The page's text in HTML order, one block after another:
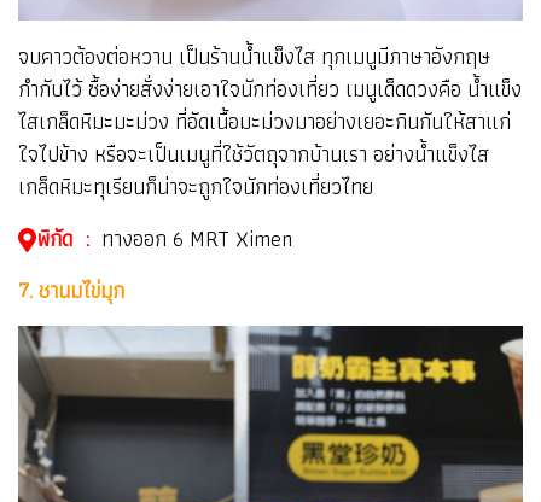
จบคาวต้องต่อหวาน เป็นร้านน้ำแข็งไส ทุกเมนูมีภาษาอังกฤษ
กำกับไว้ ซื้อง่ายสั่งง่ายเอาใจนักท่องเที่ยว เมนูเด็ดดวงคือ น้ำแข็ง
ไสเกล็ดหิมะมะม่วง ที่อัดเนื้อมะม่วงมาอย่างเยอะกินกันให้สาแก่
ใจไปข้าง หรือจะเป็นเมนูที่ใช้วัตถุจากบ้านเรา อย่างน้ำแข็งไส
เกล็ดหิมะทุเรียนก็น่าจะถูกใจนักท่องเที่ยวไทย
พิกัด : ทางออก 6 MRT Ximen
7. ชานมไข่มุก